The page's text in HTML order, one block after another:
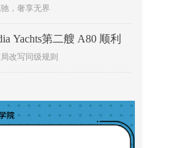
BRABUS ULTIMA 55正
，奢享无界
Yachts第二艘 A80 顺利
续写二十四米传奇
改写同级规则